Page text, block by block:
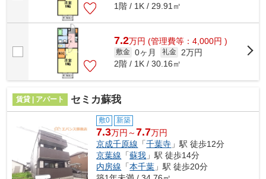
1階 / 1K / 29.91㎡
7.2万円 (管理費等：4,000円 )
敷金 0ヶ月 礼金
2万円
2階 / 1K / 30.16㎡
賃貸 | アパート セミカ蘇我
敷0 新築
7.3万円～7.7万円
京成千原線 「千葉寺 」駅 徒歩12分
京葉線 「蘇我 」駅 徒歩14分
内房線 「本千葉 」駅 徒歩20分